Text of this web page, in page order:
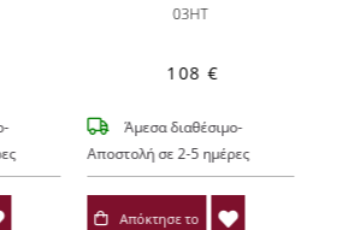
03HT
108 €
Άμεσα διαθέσιμο-
Αποστολή σε 2-5 ημέρες
Απόκτησε το